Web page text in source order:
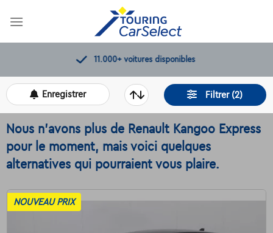
11.000+voitures disponibles
Filtrer (2)
Enregistrer
Nous n'avons plus de Renault Kangoo Express
pour le moment, mais voici quelques
alternatives qui pourraient vous plaire.
NOUVEAU PRIX